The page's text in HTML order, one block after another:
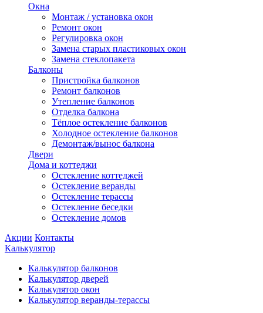
Окна
Монтаж / установка окон
Ремонт окон
Регулировка окон
Замена старых пластиковых окон
Замена стеклопакета
Балконы
Пристройка балконов
Ремонт балконов
Утепление балконов
Отделка балкона
Тёплое остекление балконов
Холодное остекление балконов
Демонтаж/вынос балкона
Двери
Дома и коттеджи
Остекление коттеджей
Остекление веранды
Остекление терассы
Остекление беседки
Остекление домов
Акции Контакты
Калькулятор
Калькулятор балконов
Калькулятор дверей
Калькулятор окон
Калькулятор веранды-терассы